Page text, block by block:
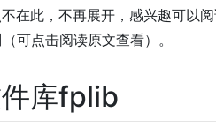
在此，不再展开，感兴趣可以
点击阅读原文查看）。
库fplib